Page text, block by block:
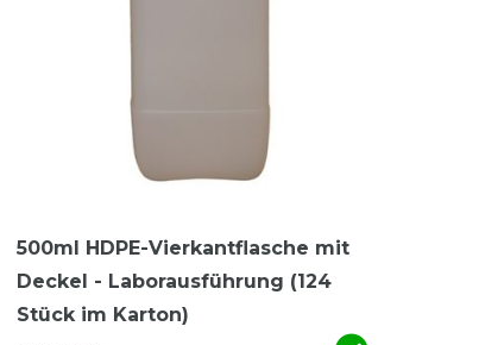
500ml HDPE-Vierkantflasche mit
Deckel - Laborausführung (124
Stück im Karton)